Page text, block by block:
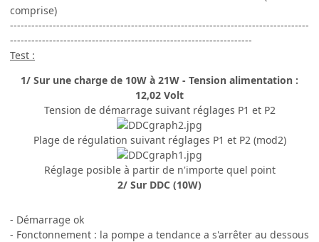
comprise)
------------------------------------------------------------------------------------
--------------------------------------------------------------------
Test :
1/ Sur une charge de 10W à 21W - Tension alimentation :
12,02 Volt
Tension de démarrage suivant réglages P1 et P2
Plage de régulation suivant réglages P1 et P2 (mod2)
Réglage posible à partir de n'importe quel point
2/ Sur DDC (10W)
- Démarrage ok
- Fonctonnement : la pompe a tendance a s'arrêter au dessous